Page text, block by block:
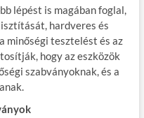
lépést is magában foglal,
hardveres és
minőségi tesztelést és az
hogy az eszközök
szabványoknak, és a